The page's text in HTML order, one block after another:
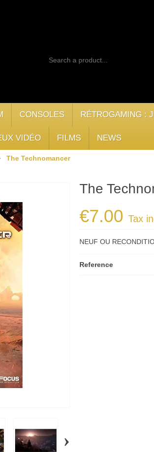
CONSOLES RÉTROGAMING :
VIDÉO FILMS NEWS
The Technomancer
›
The
€7.00Tax
NEUF OU
Reference